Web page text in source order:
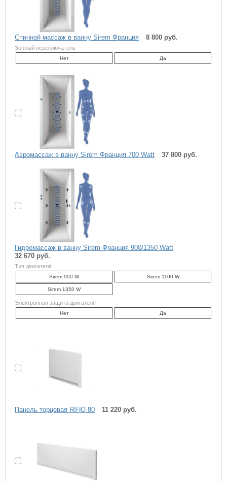
Спинной массаж в ванну Sirem Франция 8 800 руб.
Зонный переключатель
Нет Да
Аэромассаж в ванну Sirem Франция 700 Watt 37 800 руб.
Гидромассаж в ванну Sirem Франция 900/1350 Watt
32 670 руб.
Тип двигателя
Sirem 900 W Sirem 1100 W
Sirem 1350 W
Электронная защита двигателя
Нет Да
Панель торцевая RIHO 80 11 220 руб.